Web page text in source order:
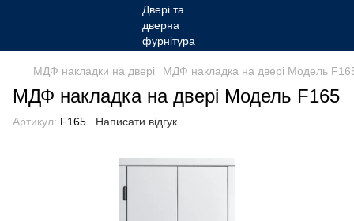
МДФ накладки на двері МДФ накладка на двері Модель
МДФ накладка на двері Модель F165
Артикул: F165 Написати відгук